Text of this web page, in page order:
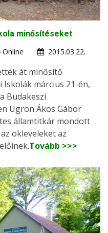
minősítéseket
Online
2015.03.22.
át minősítő
Iskolák március 21-én,
Budakeszi
Ugron Ákos Gábor
államtitkár mondott
okleveleket az
Tovább >>>